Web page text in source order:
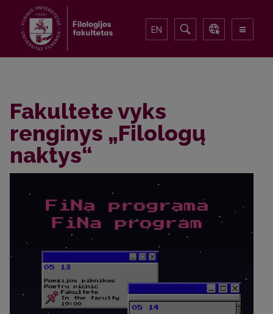
EN
Fakultete vyks
renginys „Filologų
naktys“